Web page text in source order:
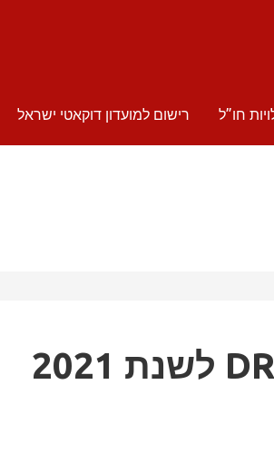
חו”ל רישום למועדון דוקאטי ישראל